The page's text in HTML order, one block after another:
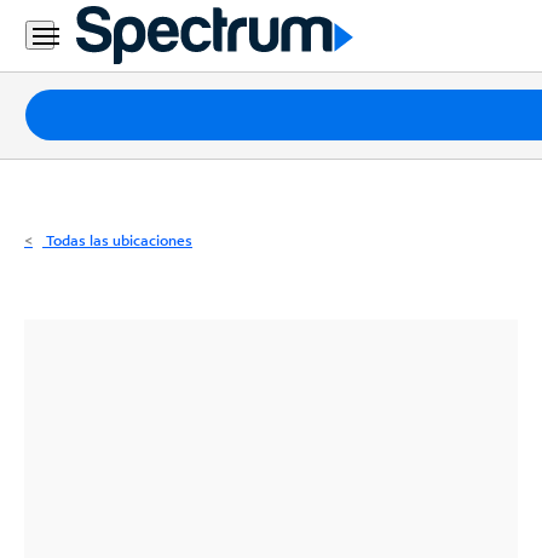
Residencial
Business
Paquetes
Internet
Todas las ubicaciones